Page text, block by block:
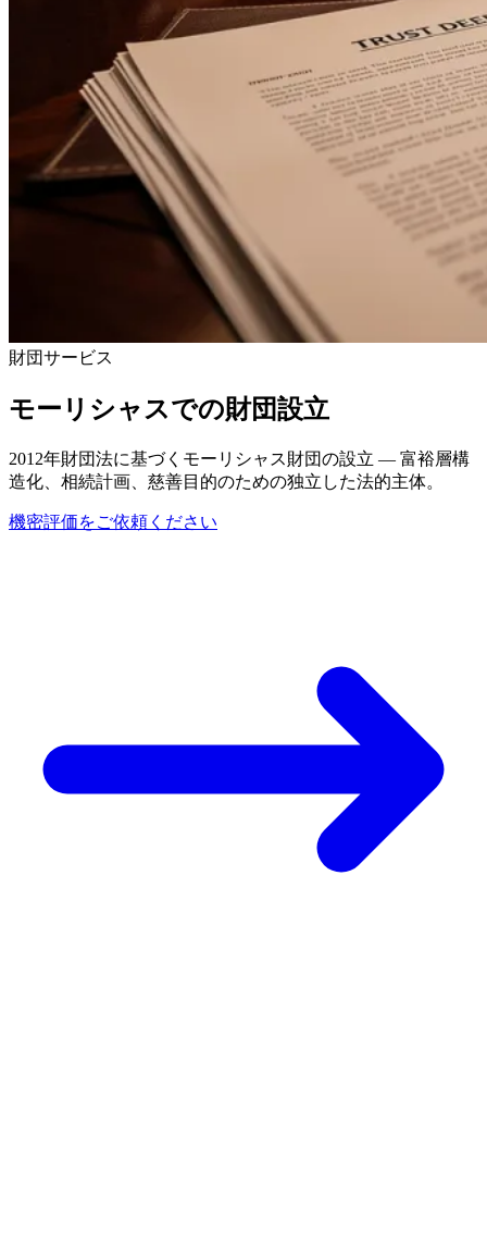
財団サービス
モーリシャスでの財団設立
2012年財団法に基づくモーリシャス財団の設立 — 富裕層構
造化、相続計画、慈善目的のための独立した法的主体。
機密評価をご依頼ください